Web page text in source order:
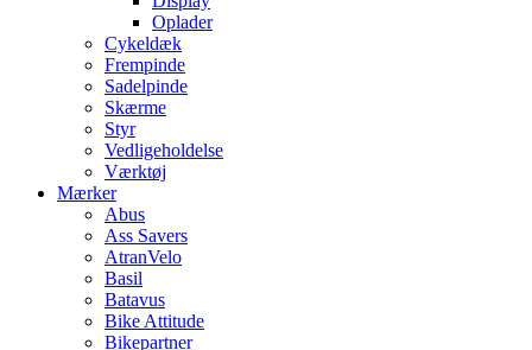
Oplader
Cykeldæk
Frempinde
Sadelpinde
Skærme
Styr
Vedligeholdelse
Værktøj
Mærker
Abus
Ass Savers
AtranVelo
Basil
Batavus
Bike Attitude
Bikepartner